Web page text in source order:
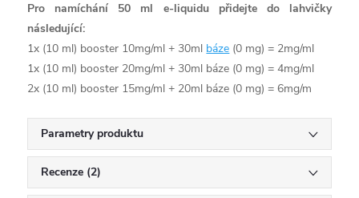
Pro namíchání 50 ml e-liquidu přidejte do lahvičky
následující:
1x (10 ml) booster 10mg/ml + 30ml báze (0 mg) = 2mg/ml
1x (10 ml) booster 20mg/ml + 30ml báze (0 mg) = 4mg/ml
2x (10 ml) booster 15mg/ml + 20ml báze (0 mg) = 6mg/m
Parametry produktu
Recenze (2)